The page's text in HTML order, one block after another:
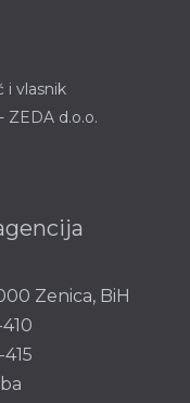
i vlasnik
ZEDA d.o.o.
Zenica, BiH